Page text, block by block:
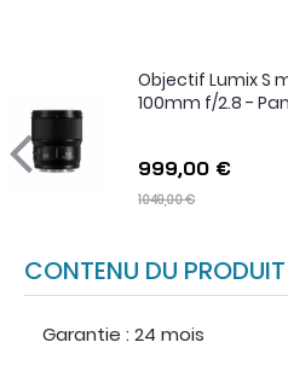
Objectif Lumix S
100mm f/2.8 -
999,00 €
1049,00 €
CONTENU DU PRODUIT
Garantie : 24 mois